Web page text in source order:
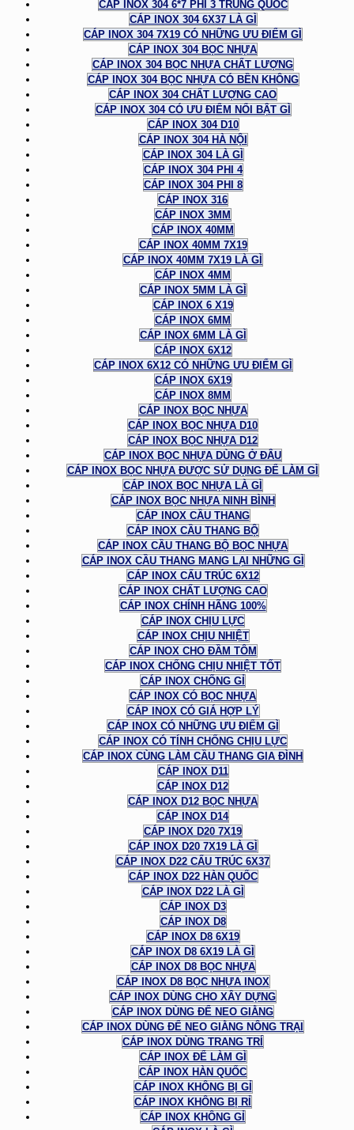
CÁP INOX 304 6*7 PHI 3 TRUNG QUỐC
CÁP INOX 304 6X37 LÀ GÌ
CÁP INOX 304 7X19 CÓ NHỮNG ƯU ĐIỂM GÌ
CÁP INOX 304 BỌC NHỰA
CÁP INOX 304 BỌC NHỰA CHẤT LƯỢNG
CÁP INOX 304 BỌC NHỰA CÓ BỀN KHÔNG
CÁP INOX 304 CHẤT LƯỢNG CAO
CÁP INOX 304 CÓ ƯU ĐIỂM NỔI BẬT GÌ
CÁP INOX 304 D10
CÁP INOX 304 HÀ NỘI
CÁP INOX 304 LÀ GÌ
CÁP INOX 304 PHI 4
CÁP INOX 304 PHI 8
CÁP INOX 316
CÁP INOX 3MM
CÁP INOX 40MM
CÁP INOX 40MM 7X19
CÁP INOX 40MM 7X19 LÀ GÌ
CÁP INOX 4MM
CÁP INOX 5MM LÀ GÌ
CÁP INOX 6 X19
CÁP INOX 6MM
CÁP INOX 6MM LÀ GÌ
CÁP INOX 6X12
CÁP INOX 6X12 CÓ NHỮNG ƯU ĐIỂM GÌ
CÁP INOX 6X19
CÁP INOX 8MM
CÁP INOX BỌC NHỰA
CÁP INOX BỌC NHỰA D10
CÁP INOX BỌC NHỰA D12
CÁP INOX BỌC NHỰA DÙNG Ở ĐÂU
CÁP INOX BỌC NHỰA ĐƯỢC SỬ DỤNG ĐỂ LÀM GÌ
CÁP INOX BỌC NHỰA LÀ GÌ
CÁP INOX BỌC NHỰA NINH BÌNH
CÁP INOX CẦU THANG
CÁP INOX CẦU THANG BỘ
CÁP INOX CẦU THANG BỘ BỌC NHỰA
CÁP INOX CẦU THANG MANG LẠI NHỮNG GÌ
CÁP INOX CẤU TRÚC 6X12
CÁP INOX CHẤT LƯỢNG CAO
CÁP INOX CHÍNH HÃNG 100%
CÁP INOX CHỊU LỰC
CÁP INOX CHỊU NHIỆT
CÁP INOX CHO ĐẦM TÔM
CÁP INOX CHỐNG CHỊU NHIỆT TỐT
CÁP INOX CHỐNG GỈ
CÁP INOX CÓ BỌC NHỰA
CÁP INOX CÓ GIÁ HỢP LÝ
CÁP INOX CÓ NHỮNG ƯU ĐIỂM GÌ
CÁP INOX CÓ TÍNH CHỐNG CHỊU LỰC
CÁP INOX CÙNG LÀM CẦU THANG GIA ĐÌNH
CÁP INOX D11
CÁP INOX D12
CÁP INOX D12 BỌC NHỰA
CÁP INOX D14
CÁP INOX D20 7X19
CÁP INOX D20 7X19 LÀ GÌ
CÁP INOX D22 CẤU TRÚC 6X37
CÁP INOX D22 HÀN QUỐC
CÁP INOX D22 LÀ GÌ
CÁP INOX D3
CÁP INOX D8
CÁP INOX D8 6X19
CÁP INOX D8 6X19 LÀ GÌ
CÁP INOX D8 BỌC NHỰA
CÁP INOX D8 BỌC NHỰA INOX
CÁP INOX DÙNG CHO XÂY DỰNG
CÁP INOX DÙNG ĐỂ NEO GIẰNG
CÁP INOX DÙNG ĐỂ NEO GIẰNG NÔNG TRẠI
CÁP INOX DÙNG TRANG TRÍ
CÁP INOX ĐỂ LÀM GÌ
CÁP INOX HÀN QUỐC
CÁP INOX KHÔNG BỊ GỈ
CÁP INOX KHÔNG BỊ RỈ
CÁP INOX KHÔNG GỈ